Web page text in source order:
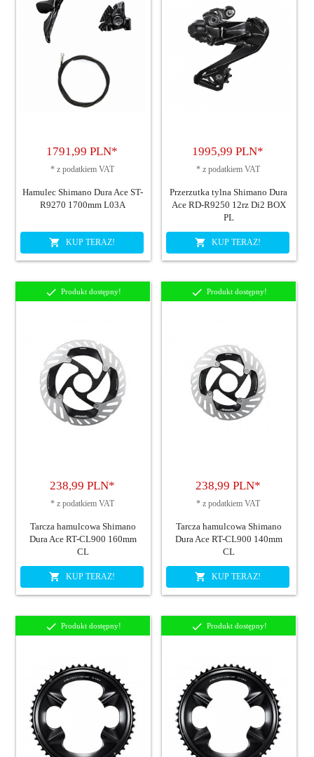
1791,99 PLN*
* z podatkiem VAT
Hamulec Shimano Dura Ace ST-
R9270 1700mm L03A
KUP TERAZ!
1995,99 PLN*
* z podatkiem VAT
Przerzutka tylna Shimano Dura
Ace RD-R9250 12rz Di2 BOX
PL
KUP TERAZ!
Produkt dostępny!
238,99 PLN*
* z podatkiem VAT
Tarcza hamulcowa Shimano
Dura Ace RT-CL900 160mm
CL
KUP TERAZ!
Produkt dostępny!
238,99 PLN*
* z podatkiem VAT
Tarcza hamulcowa Shimano
Dura Ace RT-CL900 140mm
CL
KUP TERAZ!
Produkt dostępny! Produkt dostępny!